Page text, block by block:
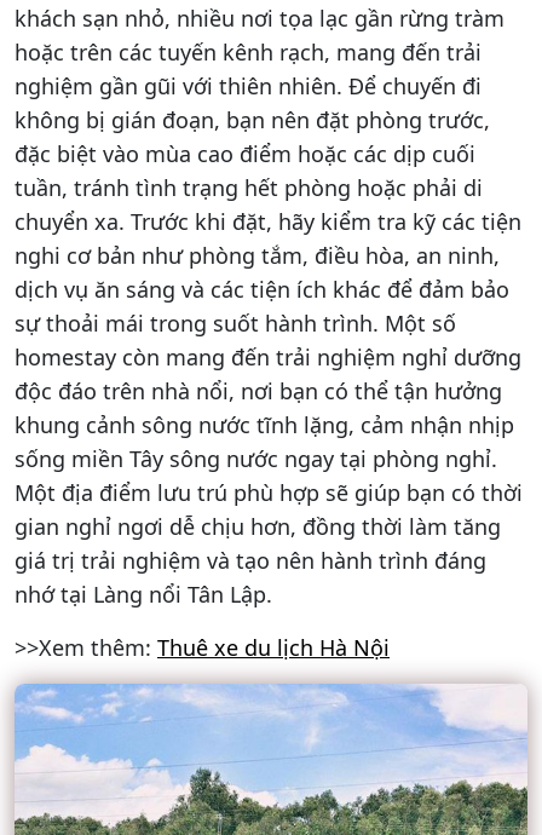
khách sạn nhỏ, nhiều nơi tọa lạc gần rừng tràm
hoặc trên các tuyến kênh rạch, mang đến trải
nghiệm gần gũi với thiên nhiên. Để chuyến đi
không bị gián đoạn, bạn nên đặt phòng trước,
đặc biệt vào mùa cao điểm hoặc các dịp cuối
tuần, tránh tình trạng hết phòng hoặc phải di
chuyển xa. Trước khi đặt, hãy kiểm tra kỹ các tiện
nghi cơ bản như phòng tắm, điều hòa, an ninh,
dịch vụ ăn sáng và các tiện ích khác để đảm bảo
sự thoải mái trong suốt hành trình. Một số
homestay còn mang đến trải nghiệm nghỉ dưỡng
độc đáo trên nhà nổi, nơi bạn có thể tận hưởng
khung cảnh sông nước tĩnh lặng, cảm nhận nhịp
sống miền Tây sông nước ngay tại phòng nghỉ.
Một địa điểm lưu trú phù hợp sẽ giúp bạn có thời
gian nghỉ ngơi dễ chịu hơn, đồng thời làm tăng
giá trị trải nghiệm và tạo nên hành trình đáng
nhớ tại Làng nổi Tân Lập.
>>Xem thêm: Thuê xe du lịch Hà Nội